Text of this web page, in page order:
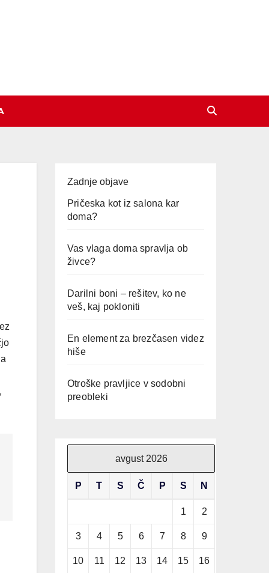
Zadnje objave
Pričeska kot iz salona kar
doma?
Vas vlaga doma spravlja ob
živce?
Darilni boni – rešitev, ko ne
veš, kaj pokloniti
En element za brezčasen videz
hiše
Otroške pravljice v sodobni
preobleki
avgust 2026
P T S Č P S N
1 2
3 4 5 6 7 8 9
10 11 12 13 14 15 16